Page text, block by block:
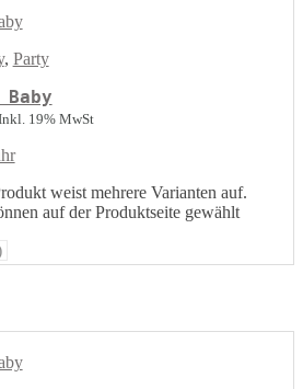
, Party
19% MwSt
weist mehrere Varianten auf.
auf der Produktseite gewählt